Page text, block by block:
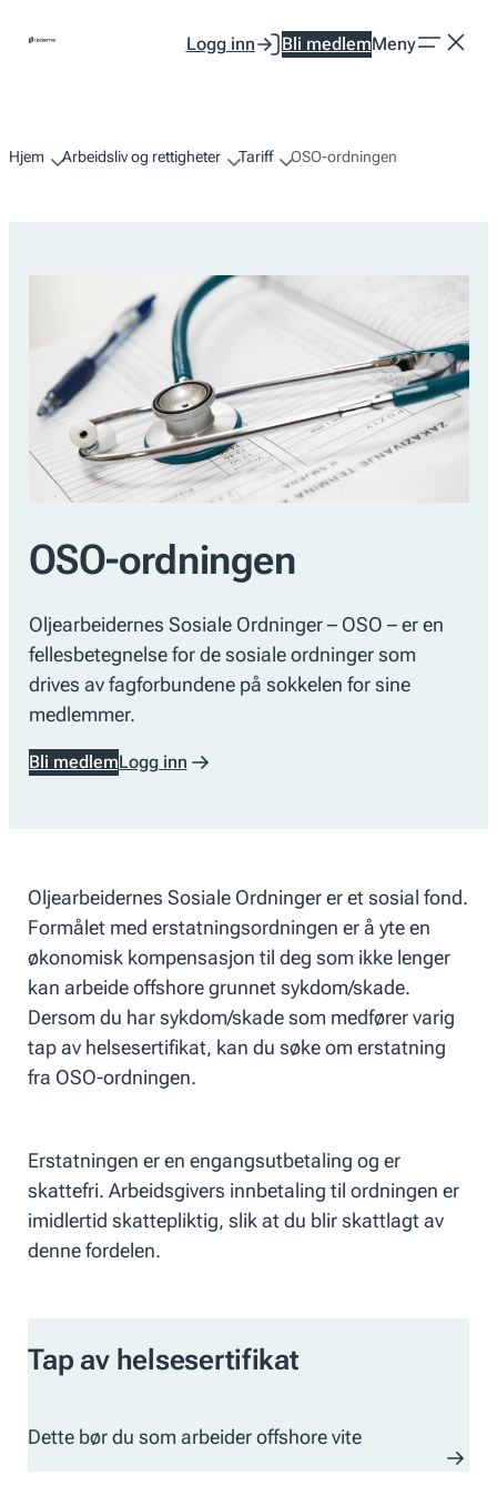
Logg inn Bli medlemMeny
Hjem Arbeidsliv og rettigheter Tariff OSO-ordningen
OSO-ordningen
Oljearbeidernes Sosiale Ordninger – OSO – er en
fellesbetegnelse for de sosiale ordninger som
drives av fagforbundene på sokkelen for sine
medlemmer.
Bli medlemLogg inn
Oljearbeidernes Sosiale Ordninger er et sosial fond.
Formålet med erstatningsordningen er å yte en
økonomisk kompensasjon til deg som ikke lenger
kan arbeide offshore grunnet sykdom/skade.
Dersom du har sykdom/skade som medfører varig
tap av helsesertifikat, kan du søke om erstatning
fra OSO-ordningen.
Erstatningen er en engangsutbetaling og er
skattefri. Arbeidsgivers innbetaling til ordningen er
imidlertid skattepliktig, slik at du blir skattlagt av
denne fordelen.
Tap av helsesertifikat
Dette bør du som arbeider offshore vite